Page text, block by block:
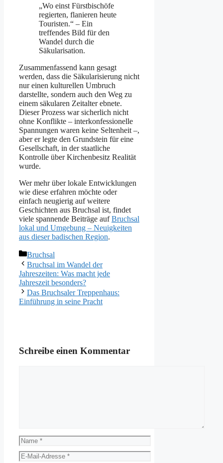
„Wo einst Fürstbischöfe
regierten, flanieren heute
Touristen.“ – Ein
treffendes Bild für den
Wandel durch die
Säkularisation.
Zusammenfassend kann gesagt
werden, dass die Säkularisierung nicht
nur einen kulturellen Umbruch
darstellte, sondern auch den Weg zu
einem säkularen Zeitalter ebnete.
Dieser Prozess war sicherlich nicht
ohne Konflikte – interkonfessionelle
Spannungen waren keine Seltenheit –,
aber er legte den Grundstein für eine
Gesellschaft, in der staatliche
Kontrolle über Kirchenbesitz Realität
wurde.
Wer mehr über lokale Entwicklungen
wie diese erfahren möchte oder
einfach neugierig auf weitere
Geschichten aus Bruchsal ist, findet
viele spannende Beiträge aufBruchsal
lokal und Umgebung – Neuigkeiten
aus dieser badischen Region.
Kategorien
Bruchsal
Bruchsal im Wandel der
Jahreszeiten: Was macht jede
Jahreszeit besonders?
Das Bruchsaler Treppenhaus:
Einführung in seine Pracht
Schreibe einen Kommentar
Name
E-